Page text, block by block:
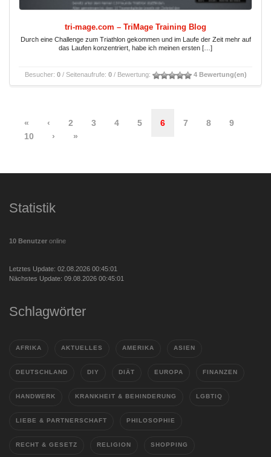
tri-mage.com – TriMage Training Blog
Durch eine Challenge zum Triathlon gekommen und im Laufe der Zeit mehr auf
das Laufen konzentriert, habe ich meinen ersten […]
Besucher: 0/ Seitenaufrufe: 0/ Bewertung: 4 Bewertung(en)
« ‹ 2 3 4 5 6 7 8
9
10
› »
Statistik
10 Benutzer online
Letztes Update: 02.08.2026 00:45:01
Nächstes Update: 09.08.2026 00:45:01
Schlagwörter
AFRIKA AKTUELLES AMERIKA ASIEN
DEUTSCHLAND DIY DIÄT EUROPA FINANZEN
HANDWERK KRANKHEIT & BEHINDERUNG LGBTIQ
LIEBE & PARTNERSCHAFT PHILOSOPHIE
RECHT & GESETZ RELIGION SHOPPING